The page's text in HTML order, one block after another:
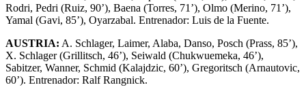
Rodri, Pedri (Ruiz, 90’), Baena (Torres, 71’), Olmo (Merino, 71’),
Yamal (Gavi, 85’), Oyarzabal. Entrenador: Luis de la Fuente.
AUSTRIA: A. Schlager, Laimer, Alaba, Danso, Posch (Prass, 85’),
X. Schlager (Grillitsch, 46’), Seiwald (Chukwuemeka, 46’),
Sabitzer, Wanner, Schmid (Kalajdzic, 60’), Gregoritsch (Arnautovic,
60’). Entrenador: Ralf Rangnick.